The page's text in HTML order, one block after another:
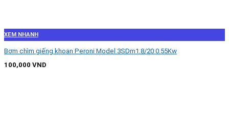
XEM NHANH
Bơm chìm giếng khoan Peroni Model 3SDm1.8/20 0.55Kw
100,000 VND